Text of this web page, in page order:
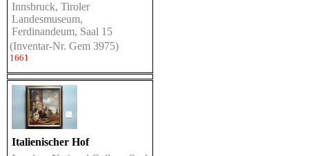
Innsbruck, Tiroler
Landesmuseum,
Ferdinandeum, Saal 15
(Inventar-Nr. Gem 3975)
1661
Italienischer Hof